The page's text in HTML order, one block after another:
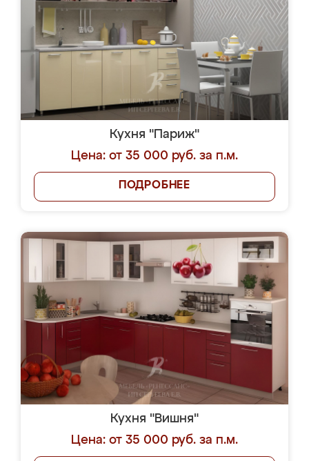
Кухня "Париж"
Цена: от 35 000 руб. за п.м.
ПОДРОБНЕЕ
Кухня "Вишня"
Цена: от 35 000 руб. за п.м.